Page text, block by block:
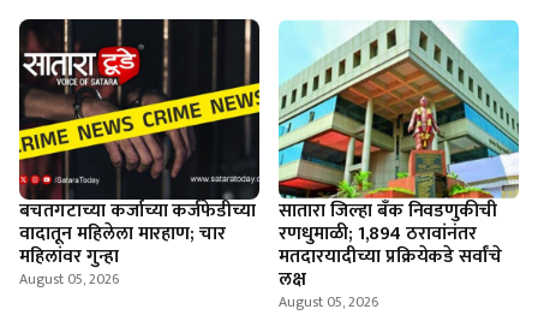
बचतगटाच्या कर्जाच्या कर्जफेडीच्या
वादातून महिलेला मारहाण; चार
महिलांवर गुन्हा
August 05, 2026
सातारा जिल्हा बँक निवडणुकीची
रणधुमाळी; 1,894 ठरावांनंतर
मतदारयादीच्या प्रक्रियेकडे सर्वांचे
लक्ष
August 05, 2026